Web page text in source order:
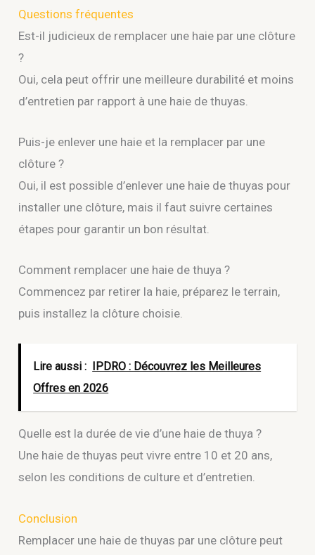
Questions fréquentes
Est-il judicieux de remplacer une haie par une clôture
?
Oui, cela peut offrir une meilleure durabilité et moins
d’entretien par rapport à une haie de thuyas.
Puis-je enlever une haie et la remplacer par une
clôture ?
Oui, il est possible d’enlever une haie de thuyas pour
installer une clôture, mais il faut suivre certaines
étapes pour garantir un bon résultat.
Comment remplacer une haie de thuya ?
Commencez par retirer la haie, préparez le terrain,
puis installez la clôture choisie.
Lire aussi :
IPDRO : Découvrez les Meilleures
Offres en 2026
Quelle est la durée de vie d’une haie de thuya ?
Une haie de thuyas peut vivre entre 10 et 20 ans,
selon les conditions de culture et d’entretien.
Conclusion
Remplacer une haie de thuyas par une clôture peut